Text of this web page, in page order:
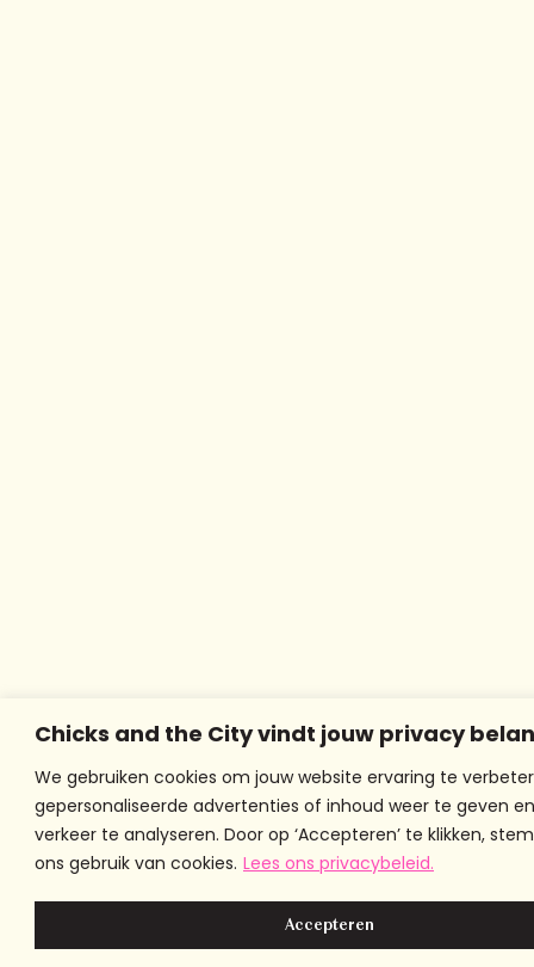
Chicks and the City vindt jouw privacy
We gebruiken cookies om jouw website ervaring te
gepersonaliseerde advertenties of inhoud weer te geven
verkeer te analyseren. Door op ‘Accepteren’ te klikken,
ons gebruik van cookies. Lees ons privacybeleid.
Accepteren